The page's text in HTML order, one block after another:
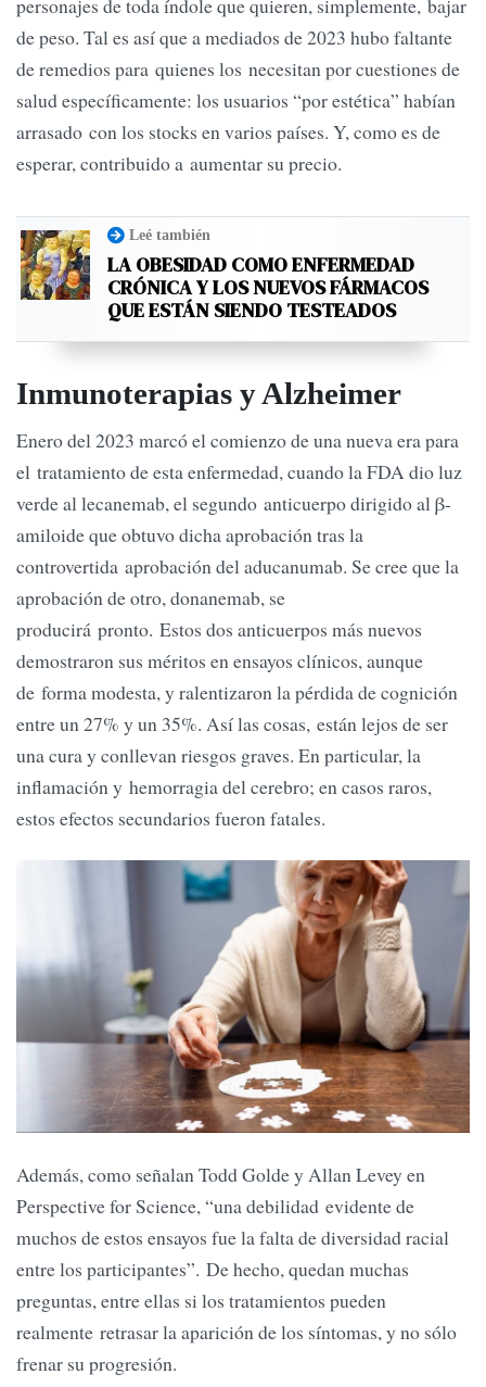
de peso. Tal es así que a mediados de 2023 hubo faltante
de remedios para quienes los necesitan por cuestiones de
salud específicamente: los usuarios “por estética” habían
arrasado con los stocks en varios países. Y, como es de
esperar, contribuido a aumentar su precio.
Leé también
LA OBESIDAD COMO ENFERMEDAD
CRÓNICA Y LOS NUEVOS FÁRMACOS
QUE ESTÁN SIENDO TESTEADOS
Inmunoterapias y Alzheimer
Enero del 2023 marcó el comienzo de una nueva era para
el tratamiento de esta enfermedad, cuando la FDA dio luz
verde al lecanemab, el segundo anticuerpo dirigido al β-
amiloide que obtuvo dicha aprobación tras la
controvertida aprobación del aducanumab. Se cree que la
aprobación de otro, donanemab, se
producirá pronto. Estos dos anticuerpos más nuevos
demostraron sus méritos en ensayos clínicos, aunque
de forma modesta, y ralentizaron la pérdida de cognición
entre un 27% y un 35%. Así las cosas, están lejos de ser
una cura y conllevan riesgos graves. En particular, la
inflamación y hemorragia del cerebro; en casos raros,
estos efectos secundarios fueron fatales.
Además, como señalan Todd Golde y Allan Levey en
Perspective for Science, “una debilidad evidente de
muchos de estos ensayos fue la falta de diversidad racial
entre los participantes”. De hecho, quedan muchas
preguntas, entre ellas si los tratamientos pueden
realmente retrasar la aparición de los síntomas, y no sólo
frenar su progresión.